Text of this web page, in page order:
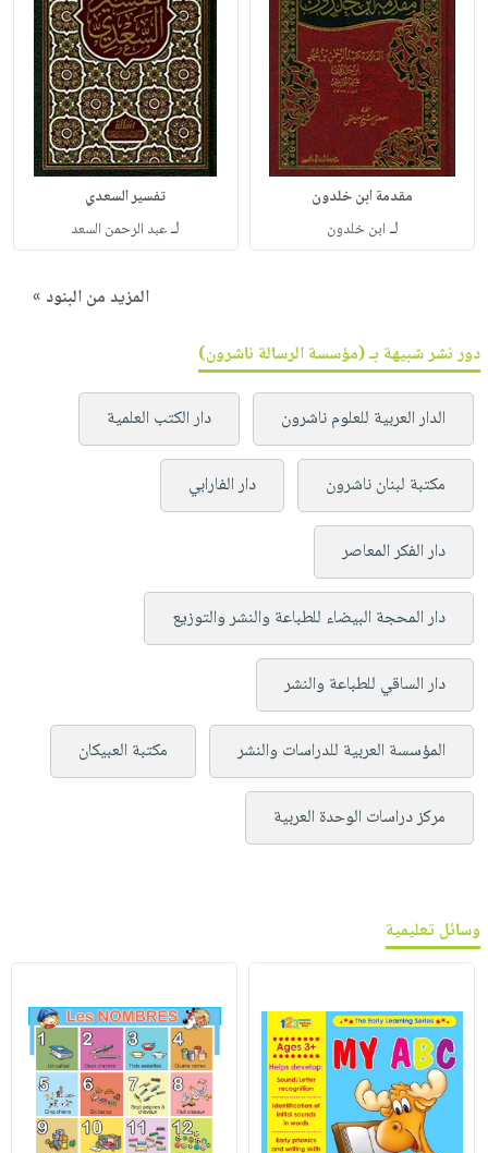
مقدمة ابن خلدون
لـ ابن خلدون
تفسير السعدي
لـعبد الرحمن السعد
المزيد من البنود »
دور نشر شبيهة بـ (مؤسسة الرسالة ناشرون)
الدار العربية للعلوم ناشرون دار الكتب العلمية
مكتبة لبنان ناشرون دار الفارابي
دار الفكر المعاصر
دار المحجة البيضاء للطباعة والنشر والتوزيع
دار الساقي للطباعة والنشر
المؤسسة العربية للدراسات والنشر مكتبة العبيكان
مركز دراسات الوحدة العربية
وسائل تعليمية